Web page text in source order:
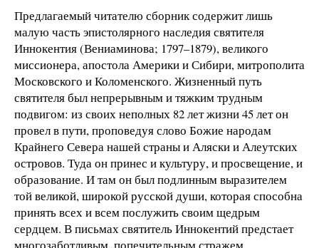
Предлагаемый читателю сборник содержит лишь
малую часть эпистолярного наследия святителя
Иннокентия (Вениаминова; 1797–1879), великого
миссионера, апостола Америки и Сибири, митрополита
Московского и Коломенского. Жизненный путь
святителя был непрерывным и тяжким трудным
подвигом: из своих неполных 82 лет жизни 45 лет он
провел в пути, проповедуя слово Божие народам
Крайнего Севера нашей страны и Аляски и Алеутских
островов. Туда он принес и культуру, и просвещение, и
образование. И там он был подлинным выразителем
той великой, широкой русской души, которая способна
принять всех и всем послужить своим щедрым
сердцем. В письмах святитель Иннокентий предстает